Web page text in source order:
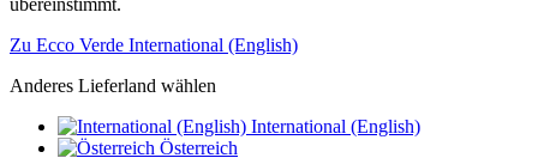
Zu Ecco Verde International (English)
Anderes Lieferland wählen
International (English)
Österreich